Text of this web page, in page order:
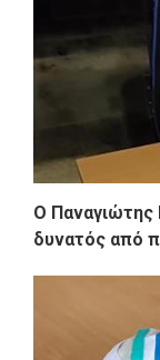
Ο Παναγιώτης
δυνατός από